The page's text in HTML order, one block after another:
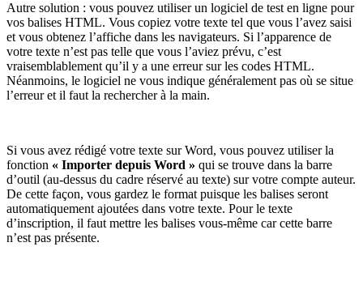
Autre solution : vous pouvez utiliser un logiciel de test en ligne pour
vos balises HTML. Vous copiez votre texte tel que vous l’avez saisi
et vous obtenez l’affiche dans les navigateurs. Si l’apparence de
votre texte n’est pas telle que vous l’aviez prévu, c’est
vraisemblablement qu’il y a une erreur sur les codes HTML.
Néanmoins, le logiciel ne vous indique généralement pas où se situe
l’erreur et il faut la rechercher à la main.
Si vous avez rédigé votre texte sur Word, vous pouvez utiliser la
fonction « Importer depuis Word » qui se trouve dans la barre
d’outil (au-dessus du cadre réservé au texte) sur votre compte auteur.
De cette façon, vous gardez le format puisque les balises seront
automatiquement ajoutées dans votre texte. Pour le texte
d’inscription, il faut mettre les balises vous-même car cette barre
n’est pas présente.